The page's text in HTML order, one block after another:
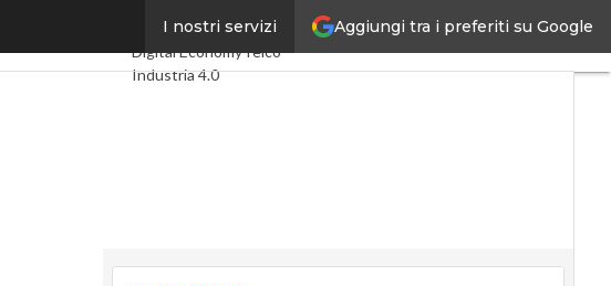
Aggiungi tra i preferiti su Google
I nostri servizi
Ultimi articoli
Digital EconomyTelco
Industria 4.0